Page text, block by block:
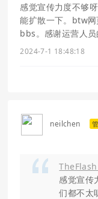
感觉宣传力度不够
能扩散一下。btw
bbs。感谢运营人员
2024-7-1 18:48:18
neilchen
感觉宣传
们都不太